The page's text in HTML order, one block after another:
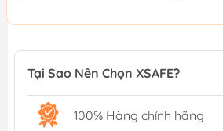
Tại Sao Nên Chọn XSAFE?
100% Hàng chính hãng